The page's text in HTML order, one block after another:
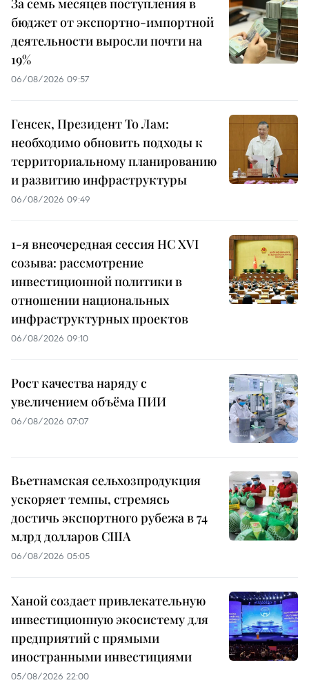
За семь месяцев поступления в
бюджет от экспортно-импортной
деятельности выросли почти на
19%
06/08/2026 09:57
Генсек, Президент То Лам:
необходимо обновить подходы к
территориальному планированию
и развитию инфраструктуры
06/08/2026 09:49
1-я внеочередная сессия НС XVI
созыва: рассмотрение
инвестиционной политики в
отношении национальных
инфраструктурных проектов
06/08/2026 09:10
Рост качества наряду с
увеличением объёма ПИИ
06/08/2026 07:07
Вьетнамская сельхозпродукция
ускоряет темпы, стремясь
достичь экспортного рубежа в 74
млрд долларов США
06/08/2026 05:05
Ханой создает привлекательную
инвестиционную экосистему для
предприятий с прямыми
иностранными инвестициями
05/08/2026 22:00